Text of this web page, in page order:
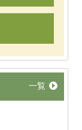
一覧